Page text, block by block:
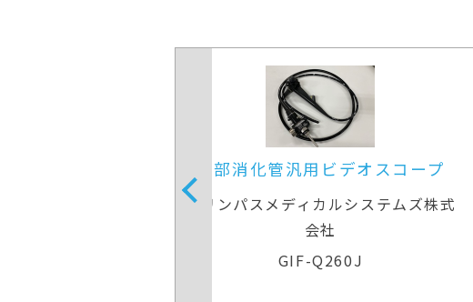
上部消化管汎用ビデオスコープ
オリンパスメディカルシステムズ株式
会社
GIF-Q260J